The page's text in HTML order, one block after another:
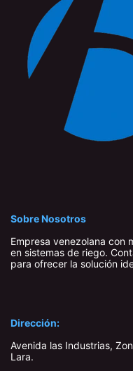
Sobre Nosotros
Empresa venezolana con
en sistemas de riego.
para ofrecer la solución
Dirección:
Avenida las Industrias,
Lara​.